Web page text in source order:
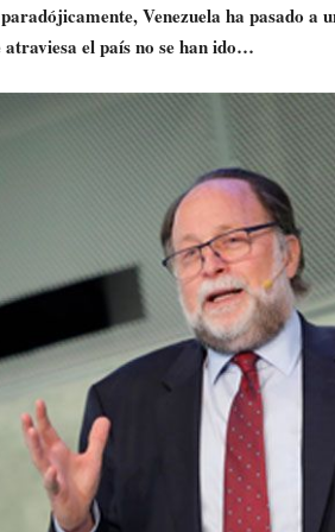
Venezuela ha pasado a
el país no se han ido…